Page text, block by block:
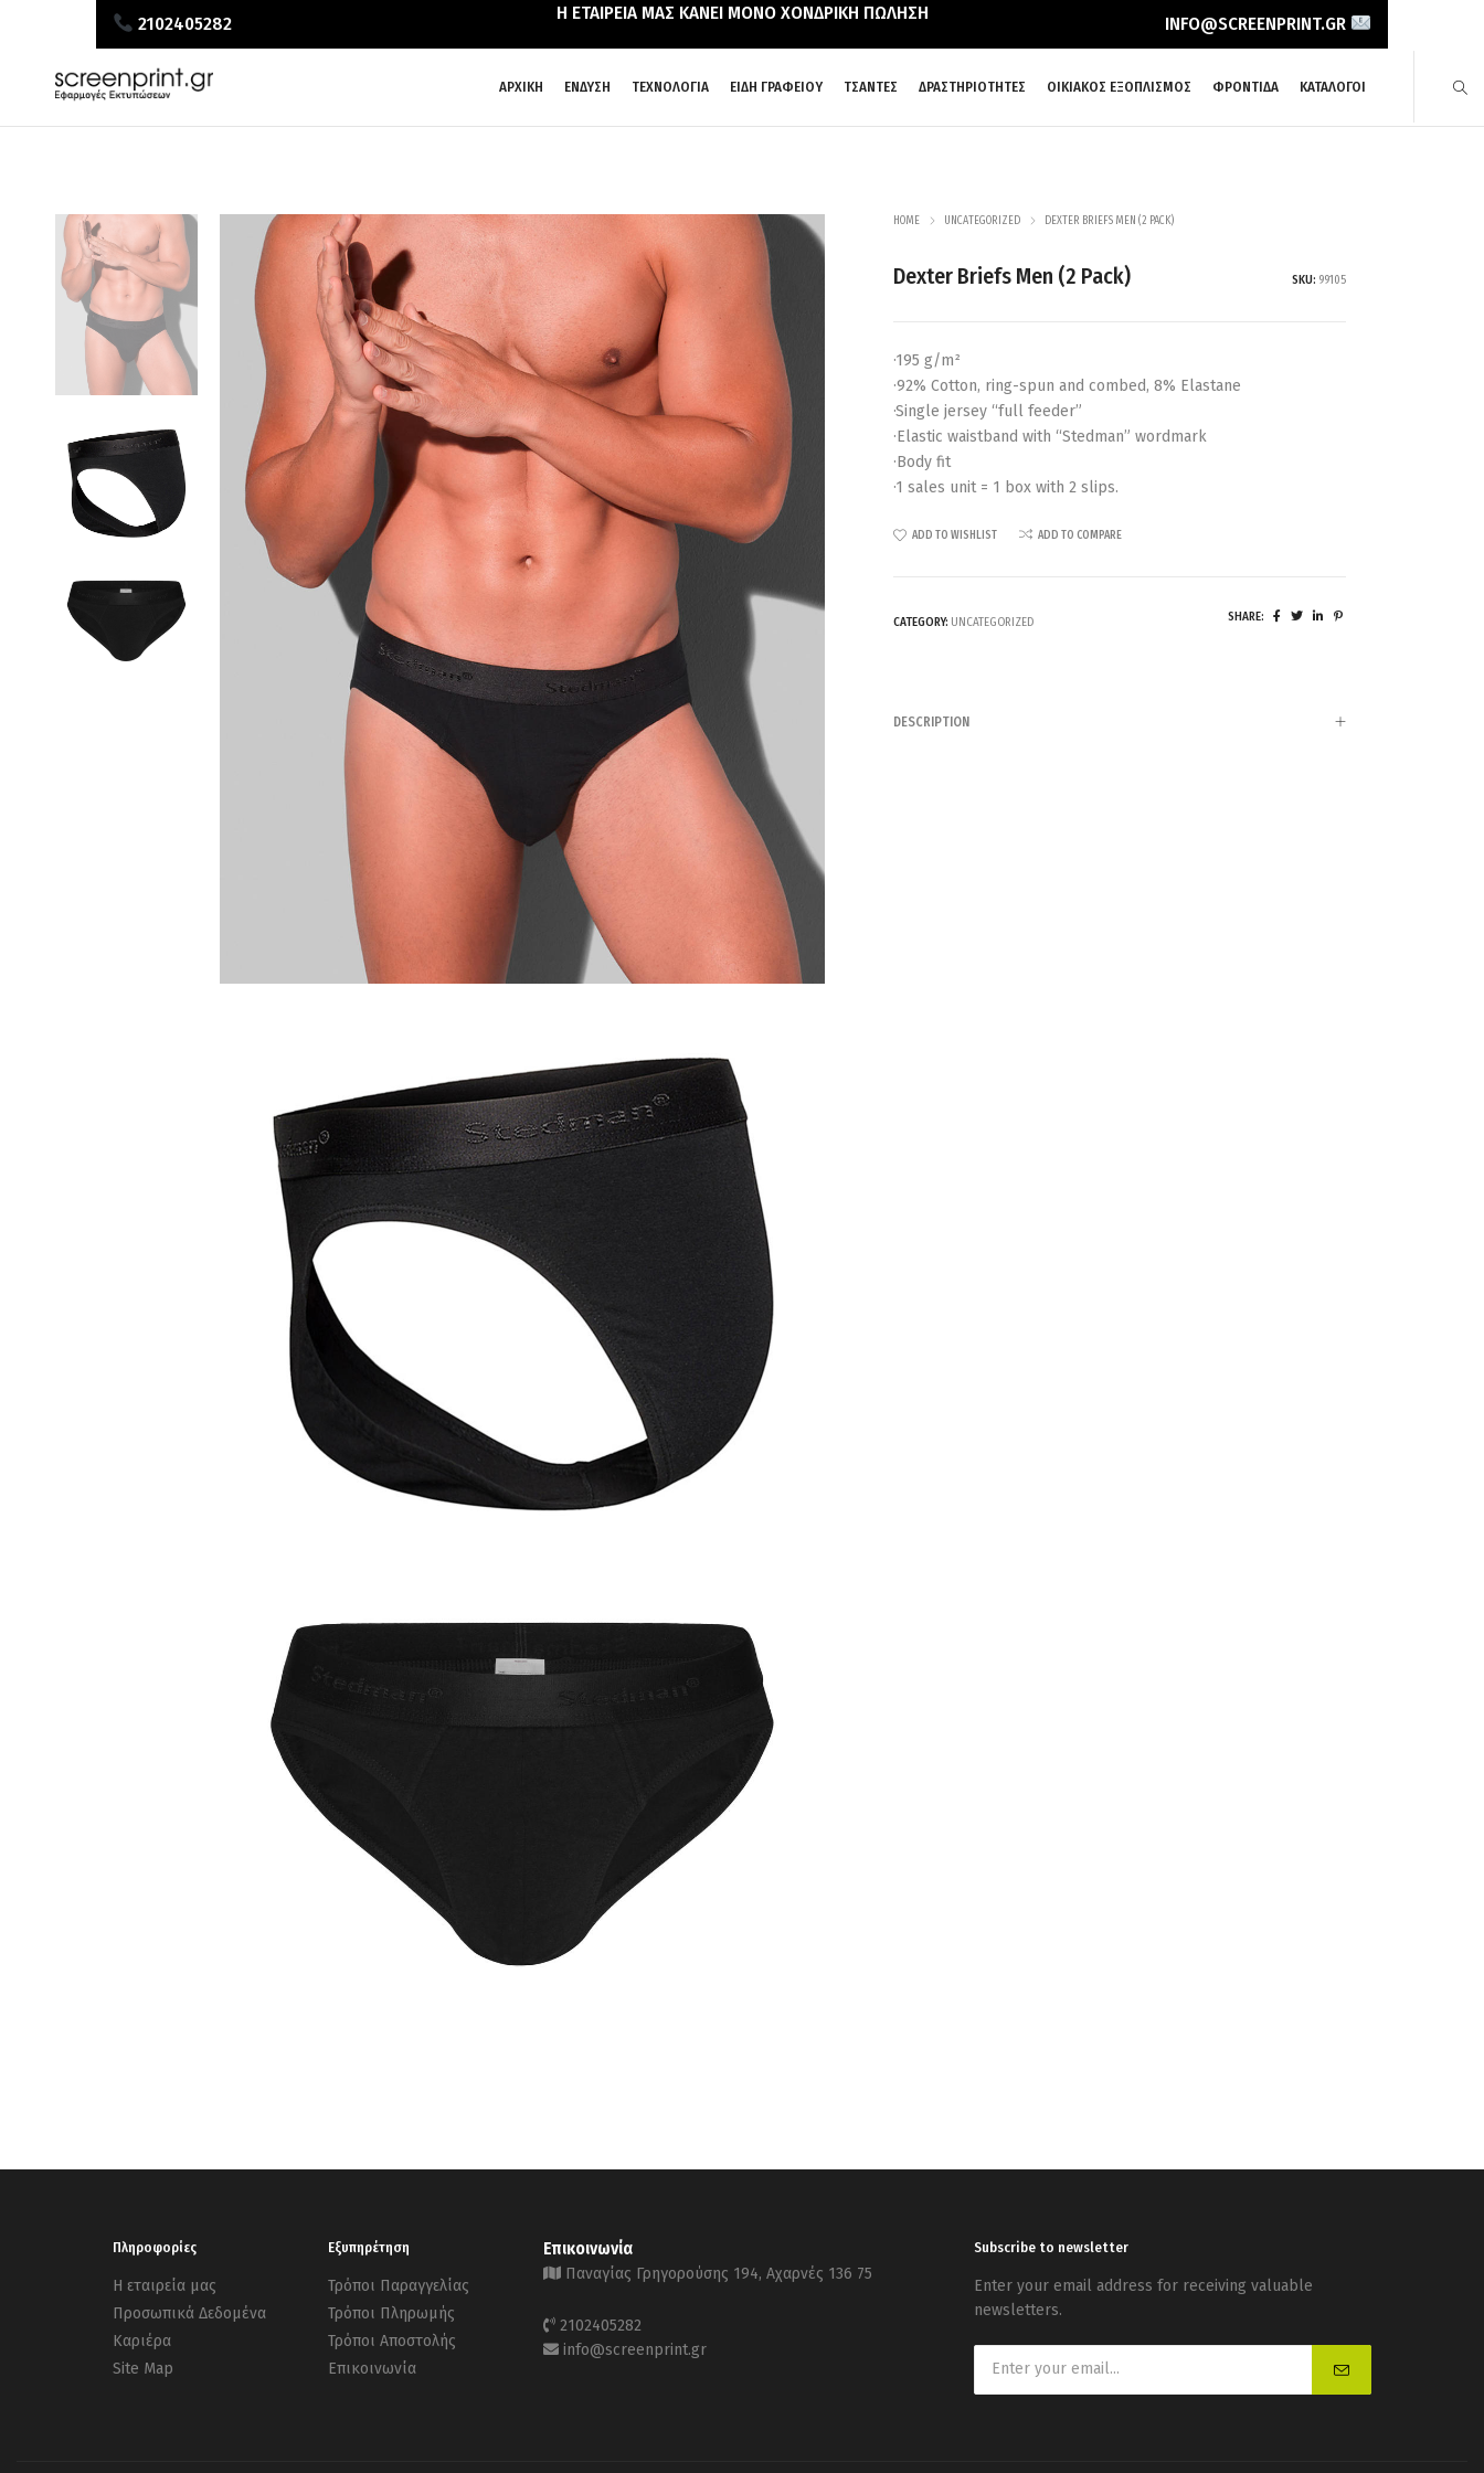
2102405282 Η ΕΤΑΙΡΕΙΑ ΜΑΣ ΚΑΝΕΙ ΜΟΝΟ ΧΟΝΔΡΙΚΗ ΠΩΛΗΣΗ INFO@SCREENPRINT.GR
ΑΡΧΙΚΗ ΕΝΔΥΣΗ ΤΕΧΝΟΛΟΓΙΑ ΕΙΔΗ ΓΡΑΦΕΙΟΥ ΤΣΑΝΤΕΣ ΔΡΑΣΤΗΡΙΟΤΗΤΕΣ ΟΙΚΙΑΚΟΣ ΕΞΟΠΛΙΣΜΟΣ ΦΡΟΝΤΙΔΑ ΚΑΤΑΛΟΓΟΙ
HOME UNCATEGORIZED DEXTER BRIEFS MEN (2 PACK)
Dexter Briefs Men (2 Pack) SKU: 99105
·195 g/m²
·92% Cotton, ring-spun and combed, 8% Elastane
·Single jersey “full feeder”
·Elastic waistband with “Stedman” wordmark
·Body fit
·1 sales unit = 1 box with 2 slips.
ADD TO WISHLIST ADD TO COMPARE
CATEGORY: UNCATEGORIZED SHARE:
DESCRIPTION
Πληροφορίες
Η εταιρεία μας
Προσωπικά Δεδομένα
Καριέρα
Site Map
Εξυπηρέτηση
Τρόποι Παραγγελίας
Τρόποι Πληρωμής
Τρόποι Αποστολής
Επικοινωνία
Επικοινωνία
Παναγίας Γρηγορούσης 194, Αχαρνές 136 75
2102405282
info@screenprint.gr
Subscribe to newsletter
Enter your email address for receiving valuable
newsletters.